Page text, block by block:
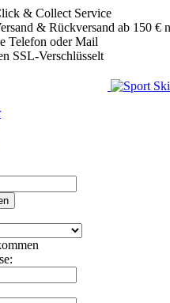
& Collect Service
& Rückversand ab 150 €
Telefon oder Mail
SSL-Verschlüsselt
die
nach
oben
unten,
um
das